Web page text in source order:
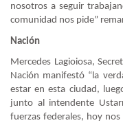
nosotros a seguir
comunidad nos pide”
Nación
Mercedes Lagioiosa,
Nación manifestó “la
estar en esta ciudad,
junto al intendente
fuerzas federales, hoy